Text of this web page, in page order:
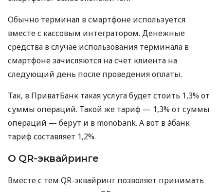
Обычно терминал в смартфоне используется
вместе с кассовым интегратором. Денежные
средства в случае использования терминала в
смартфоне зачисляются на счет клиента на
следующий день после проведения оплаты.
Так, в ПриватБанк такая услуга будет стоить 1,3% от
суммы операций. Такой же тариф — 1,3% от суммы
операций — берут и в monobank. А вот в àбанк
тариф составляет 1,2%.
О QR-эквайринге
Вместе с тем QR-эквайринг позволяет принимать